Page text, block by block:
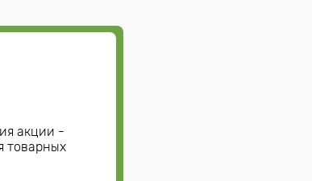
акции -
товарных